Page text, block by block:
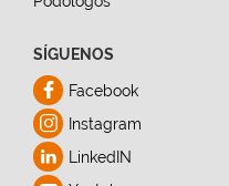
SÍGUENOS
Facebook
Instagram
LinkedIN